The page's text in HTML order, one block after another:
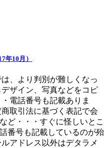
年10月）
、より判別が難しくなっ
ザイン、写真などをコピ
電話番号も記載ありま
取引法に基づく表記で会
ど・・・すぐに怪しいとこ
番号も記載しているのが殆
アドレス以外はデタラメ